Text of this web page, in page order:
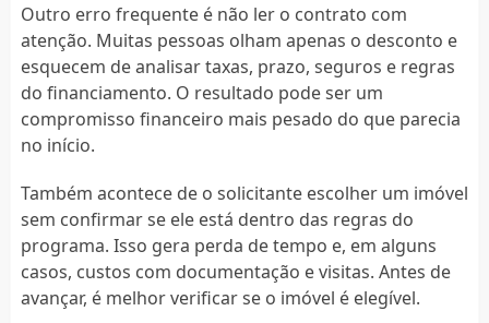
Outro erro frequente é não ler o contrato com
atenção. Muitas pessoas olham apenas o desconto e
esquecem de analisar taxas, prazo, seguros e regras
do financiamento. O resultado pode ser um
compromisso financeiro mais pesado do que parecia
no início.
Também acontece de o solicitante escolher um imóvel
sem confirmar se ele está dentro das regras do
programa. Isso gera perda de tempo e, em alguns
casos, custos com documentação e visitas. Antes de
avançar, é melhor verificar se o imóvel é elegível.